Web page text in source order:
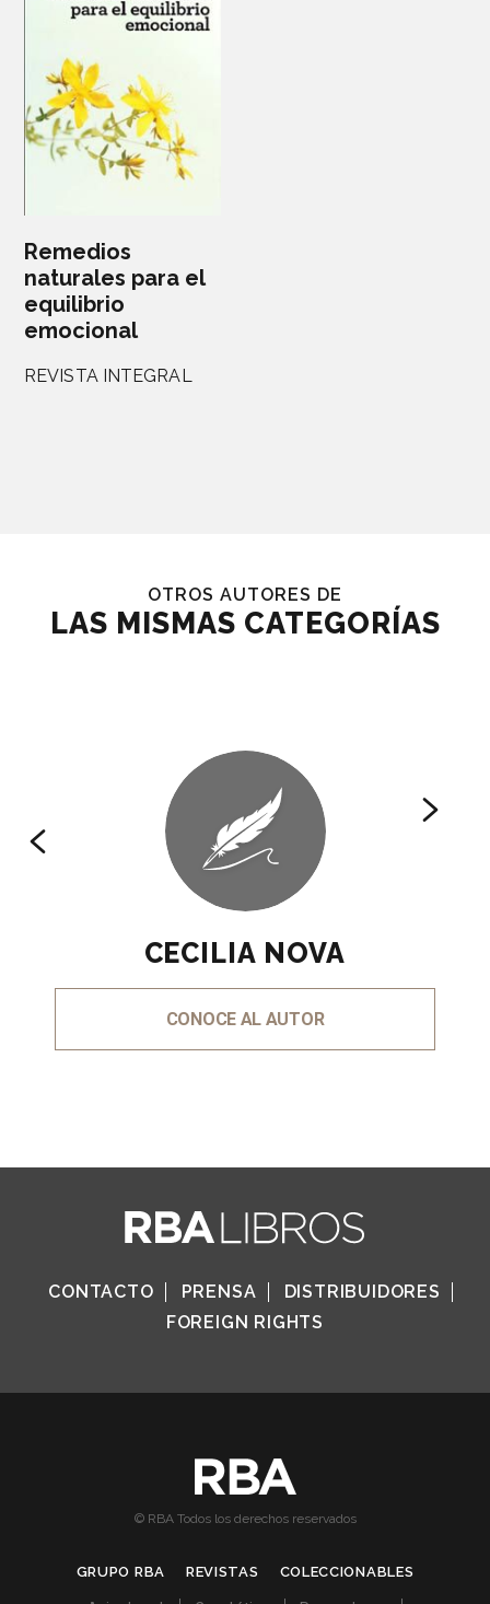
Remedios
naturales para el
equilibrio
emocional
REVISTA INTEGRAL
OTROS AUTORES DE
LAS MISMAS CATEGORÍAS
CECILIA NOVA
CONOCE AL AUTOR
CONTACTO PRENSA
DISTRIBUIDORES
FOREIGN RIGHTS
© RBA Todos los derechos reservados
GRUPO RBA REVISTAS COLECCIONABLES